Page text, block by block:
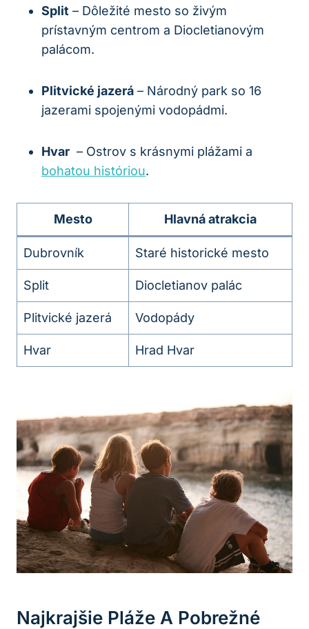
Split – Dôležité mesto so živým
‍prístavným centrom a Diocletianovým
palácom.
Plitvické jazerá – Národný park so ⁤16
jazerami spojenými vodopádmi.
Hvar ‍ – Ostrov s krásnymi plážami a
bohatou⁤ históriou.
Mesto Hlavná‍ atrakcia
Dubrovník Staré historické‌ mesto
Split Diocletianov palác
Plitvické jazerá Vodopády
Hvar Hrad Hvar
Najkrajšie Pláže A Pobrežné